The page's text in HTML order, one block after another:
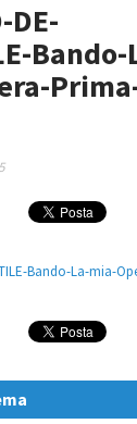
DE-
Bando-
Bando-La-mia-